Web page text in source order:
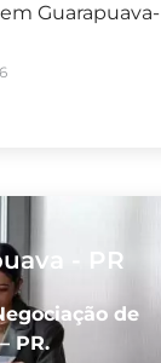
Guarapuava-
- PR
de
PR.